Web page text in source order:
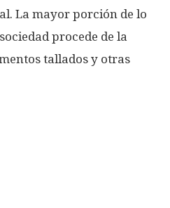
La mayor porción de lo
procede de la
tallados y otras